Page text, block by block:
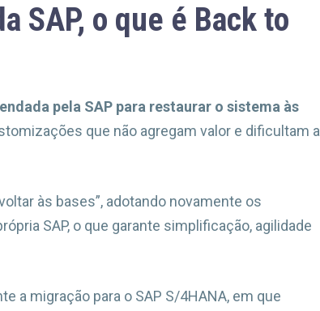
SAP, o que é Back to
pela SAP para restaurar o sistema às
que não agregam valor e dificultam a
às bases”, adotando novamente os
SAP, o que garante simplificação, agilidade
a migração para o SAP S/4HANA, em que